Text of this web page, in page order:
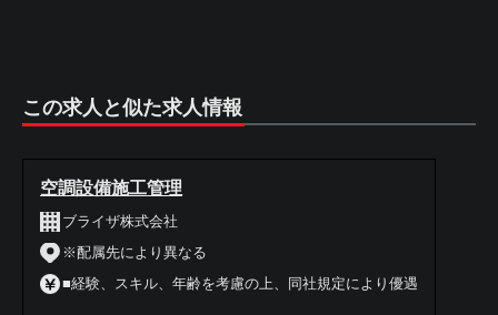
この求人と似た求人情報
空調設備施工管理
ブライザ株式会社
※配属先により異なる
■経験、スキル、年齢を考慮の上、同社規定により優遇